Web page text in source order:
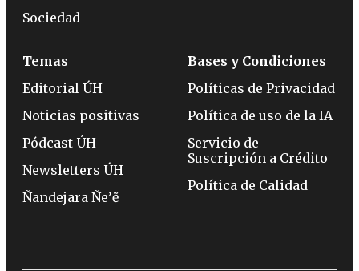
Sociedad
Temas
Editorial ÚH
Noticias positivas
Pódcast ÚH
Newsletters ÚH
Ñandejara Ñe’ẽ
Bases y Condiciones
Políticas de Privacidad
Política de uso de la IA
Servicio de
Suscripción a Crédito
Política de Calidad